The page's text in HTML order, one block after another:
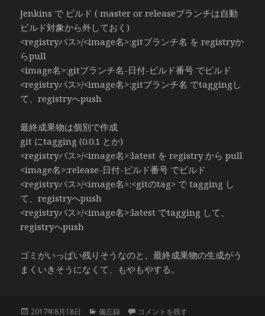
Jenkins で ビルド ( master or releaseブランチは自動
ビルド対象から外しておく)
<registryパス>/<image名>:gitブランチ名 を registryか
らpull
<image名>:gitブランチ名-日付-ビルド番号 でビルド
<registryパス>/<image名>:gitブランチ名 でtaggingし
て、registryへpush
最終成果物は個別で作成
git にtagging (0.0.1 とか)
<registryパス>/<image名>:latest を registry から pull
<image名>:release-日付-ビルド番号 でビルド
<registryパス>/<image名>:<gitのtag> で tagging し
て、registryへpush
<registryパス>/<image名>:latest でtagging して、
registryへpush
ゴミがいっぱい残りそうなのと、最終成果物の生成がう
まくいきそうになくて、もやもやする。
投
2017年8月18日
カ
備忘録 todo に
コメントを残す